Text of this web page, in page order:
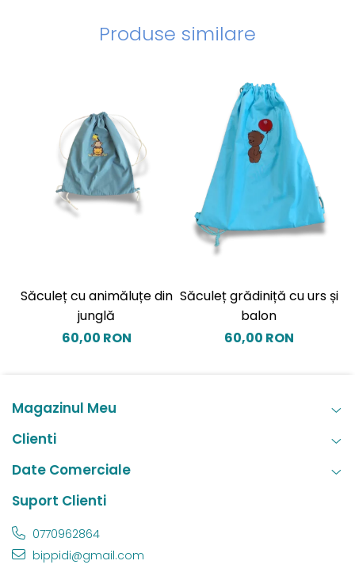
Produse similare
Săculeț cu animăluțe din
junglă
60,00 RON
Săculeț grădiniță cu urs și
balon
60,00 RON
Magazinul Meu
Clienti
Date Comerciale
Suport Clienti
0770962864
bippidi@gmail.com